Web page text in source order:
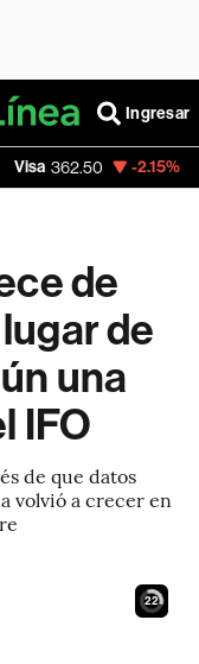
Ingresar
-2.15%
de
de
una
IFO
de que datos
volvió a crecer en
21